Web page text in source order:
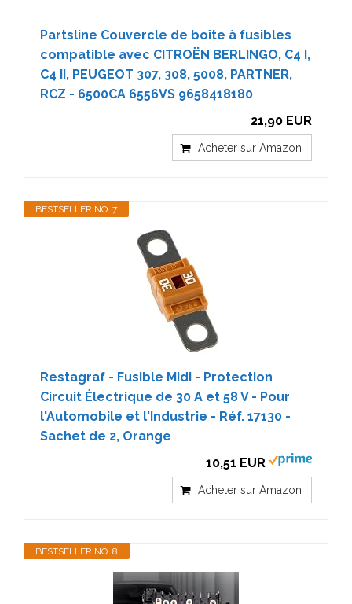
Partsline Couvercle de boîte à fusibles
compatible avec CITROËN BERLINGO, C4 I,
C4 II, PEUGEOT 307, 308, 5008, PARTNER,
RCZ - 6500CA 6556VS 9658418180
21,90 EUR
Acheter sur Amazon
BESTSELLER NO. 7
Restagraf - Fusible Midi - Protection
Circuit Électrique de 30 A et 58 V - Pour
l'Automobile et l'Industrie - Réf. 17130 -
Sachet de 2, Orange
10,51 EUR
Acheter sur Amazon
BESTSELLER NO. 8